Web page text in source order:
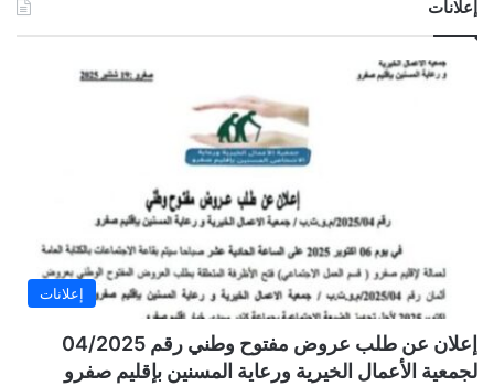
إعلانات
إعلانات
إعلان عن طلب عروض مفتوح وطني رقم 04/2025
لجمعية الأعمال الخيرية ورعاية المسنين بإقليم صفرو